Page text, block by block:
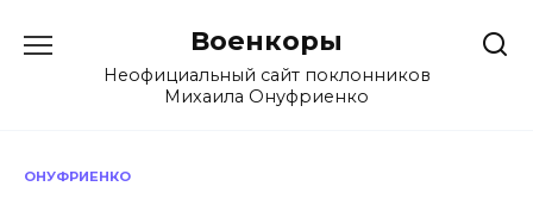
содержанию
Военкоры
Неофициальный сайт поклонников
Михаила Онуфриенко
ОНУФРИЕНКО